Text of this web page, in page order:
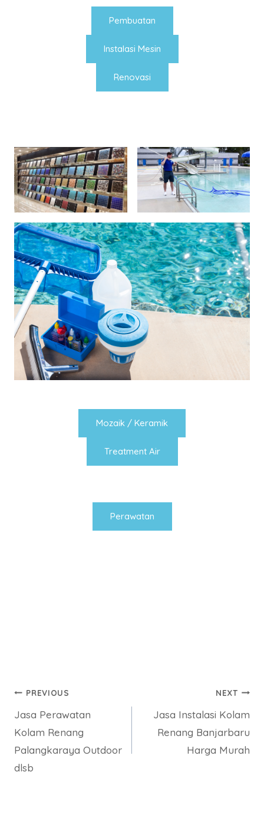
Pembuatan
Instalasi Mesin
Renovasi
Mozaik / Keramik
Treatment Air
Perawatan
Post
navigation
PREVIOUS
Jasa Perawatan
Kolam Renang
Palangkaraya Outdoor
dlsb
NEXT
Jasa Instalasi Kolam
Renang Banjarbaru
Harga Murah